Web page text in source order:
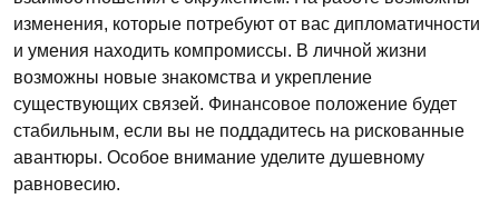
изменения, которые потребуют от вас дипломатичности
и умения находить компромиссы. В личной жизни
возможны новые знакомства и укрепление
существующих связей. Финансовое положение будет
стабильным, если вы не поддадитесь на рискованные
авантюры. Особое внимание уделите душевному
равновесию.